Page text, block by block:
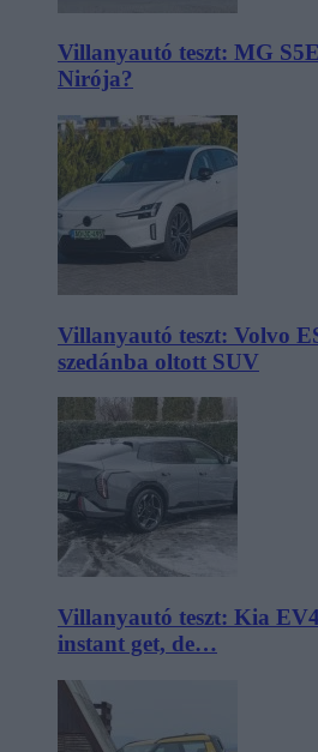
Villanyautó teszt: MG
Nirója?
Villanyautó teszt: Volvo
szedánba oltott SUV
Villanyautó teszt: Kia
instant get, de…